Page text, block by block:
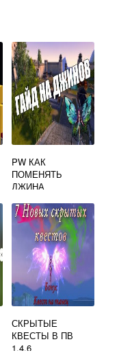
PW КАК
ПОМЕНЯТЬ
ДЖИНА
СКРЫТЫЕ
КВЕСТЫ В ПВ
1.4.6